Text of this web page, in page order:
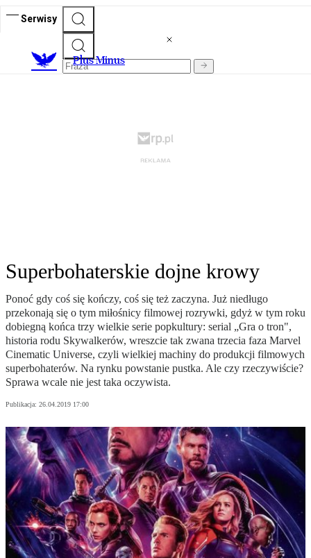
Serwisy
Plus Minus
Superbohaterskie dojne krowy
Ponoć gdy coś się kończy, coś się też zaczyna. Już niedługo
przekonają się o tym miłośnicy filmowej rozrywki, gdyż w tym roku
dobiegną końca trzy wielkie serie popkultury: serial „Gra o tron",
historia rodu Skywalkerów, wreszcie tak zwana trzecia faza Marvel
Cinematic Universe, czyli wielkiej machiny do produkcji filmowych
superbohaterów. Na rynku powstanie pustka. Ale czy rzeczywiście?
Sprawa wcale nie jest taka oczywista.
Publikacja: 26.04.2019 17:00